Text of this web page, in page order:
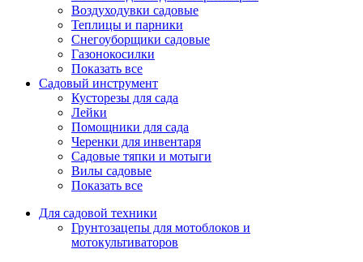
Воздуходувки садовые
Теплицы и парники
Снегоуборщики садовые
Газонокосилки
Показать все
Садовый инструмент
Кусторезы для сада
Лейки
Помощники для сада
Черенки для инвентаря
Садовые тяпки и мотыги
Вилы садовые
Показать все
Для садовой техники
Грунтозацепы для мотоблоков и
мотокультиваторов